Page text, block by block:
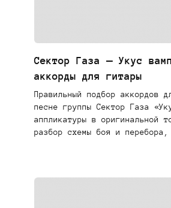
Сектор Газа — Укус
аккорды для гитары
Правильный подбор аккордов
песне группы Сектор Газа
аппликатуры в оригинальной
разбор схемы боя и перебора,